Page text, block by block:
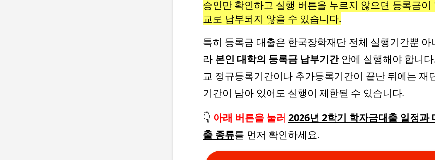
승인만 확인하고 실행 버튼을 누르지 않으면 등록금이
교로 납부되지 않을 수 있습니다.
특히 등록금 대출은 한국장학재단 전체 실행기간뿐 아
라 본인 대학의 등록금 납부기간안에 실행해야 합니
교 정규등록기간이나 추가등록기간이 끝난 뒤에는 재
기간이 남아 있어도 실행이 제한될 수 있습니다.
👇 아래 버튼을 눌러 2026년 2학기 학자금대출 일정과
출 종류를 먼저 확인하세요.